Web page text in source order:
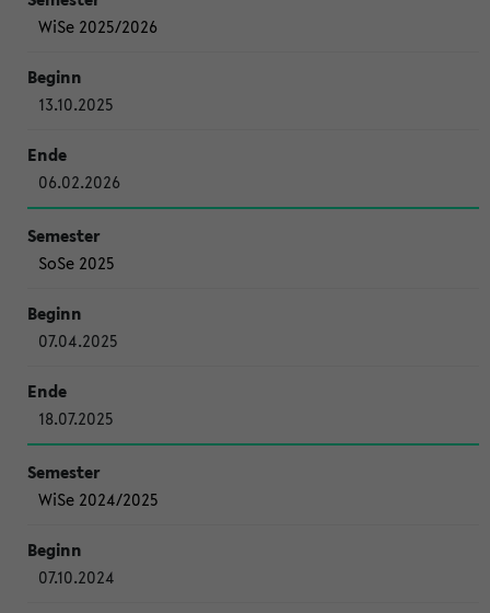
WiSe 2025/2026
13.10.2025
06.02.2026
SoSe 2025
07.04.2025
18.07.2025
WiSe 2024/2025
07.10.2024